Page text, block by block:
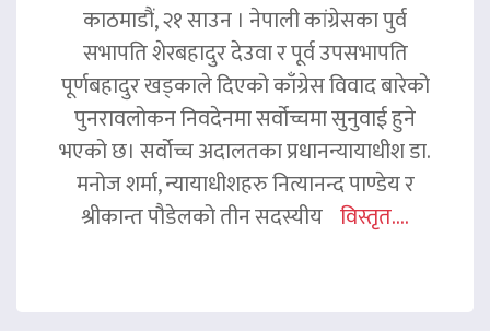
काठमाडौं, २१ साउन । नेपाली कांग्रेसका पुर्व
सभापति शेरबहादुर देउवा र पूर्व उपसभापति
पूर्णबहादुर खड्काले दिएको काँग्रेस विवाद बारेको
पुनरावलोकन निवदेनमा सर्वोच्चमा सुनुवाई हुने
भएको छ। सर्वोच्च अदालतका प्रधानन्यायाधीश डा.
मनोज शर्मा, न्यायाधीशहरु नित्यानन्द पाण्डेय र
श्रीकान्त पौडेलको तीन सदस्यीय विस्तृत....